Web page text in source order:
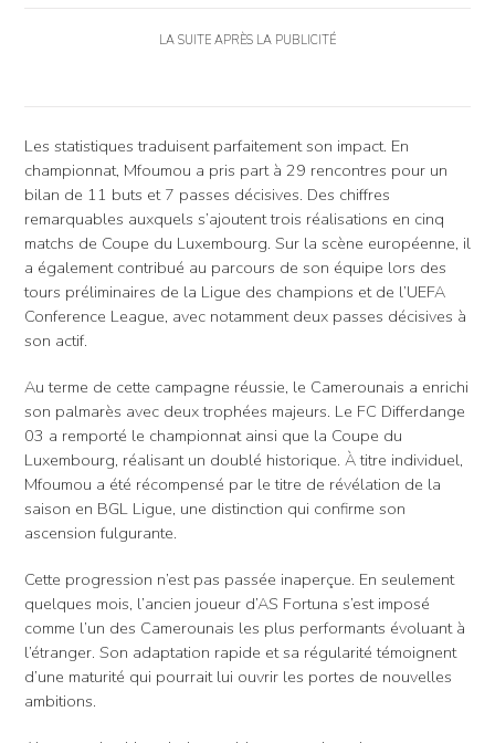
LA SUITE APRÈS LA PUBLICITÉ
Les statistiques traduisent parfaitement son impact. En
championnat, Mfoumou a pris part à 29 rencontres pour un
bilan de 11 buts et 7 passes décisives. Des chiffres
remarquables auxquels s’ajoutent trois réalisations en cinq
matchs de Coupe du Luxembourg. Sur la scène européenne, il
a également contribué au parcours de son équipe lors des
tours préliminaires de la Ligue des champions et de l’UEFA
Conference League, avec notamment deux passes décisives à
son actif.
Au terme de cette campagne réussie, le Camerounais a enrichi
son palmarès avec deux trophées majeurs. Le FC Differdange
03 a remporté le championnat ainsi que la Coupe du
Luxembourg, réalisant un doublé historique. À titre individuel,
Mfoumou a été récompensé par le titre de révélation de la
saison en BGL Ligue, une distinction qui confirme son
ascension fulgurante.
Cette progression n’est pas passée inaperçue. En seulement
quelques mois, l’ancien joueur d’AS Fortuna s’est imposé
comme l’un des Camerounais les plus performants évoluant à
l’étranger. Son adaptation rapide et sa régularité témoignent
d’une maturité qui pourrait lui ouvrir les portes de nouvelles
ambitions.